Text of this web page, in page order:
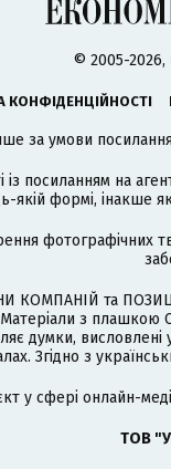
© 2005-
КОНФІДЕНЦІЙНОСТІ
за умови
із посиланням на
формі, інакше
фотографічних
КОМПАНІЙ та
Матеріали з
думки,
Згідно з
у сфері онлайн-
ТОВ